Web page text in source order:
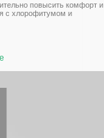
повысить комфорт и
с хлорофитумом и